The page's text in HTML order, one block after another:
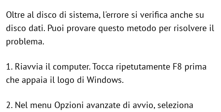
Oltre al disco di sistema, l'errore si verifica anche su
disco dati. Puoi provare questo metodo per risolvere il
problema.
1. Riavvia il computer. Tocca ripetutamente F8 prima
che appaia il logo di Windows.
2. Nel menu Opzioni avanzate di avvio, seleziona